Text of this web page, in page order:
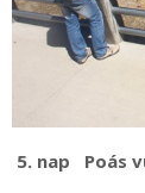
5. nap Poás